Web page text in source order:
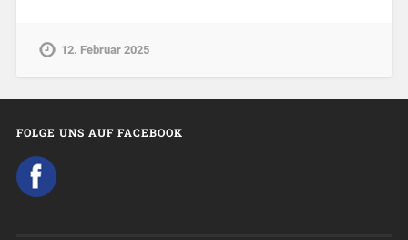
12. Februar 2025
FOLGE UNS AUF FACEBOOK